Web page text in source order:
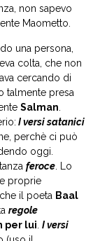
non sapevo
Maometto.
una persona,
colta, che non
cercando di
talmente presa
Salman
I versi satanici
perchè ci può
oggi.
feroce . Lo
proprie
il poeta Baal
regole
per lui I versi